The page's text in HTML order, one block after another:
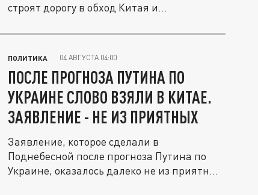
строят дорогу в обход Китая и...
ПОЛИТИКА 04 АВГУСТА 04:00
ПОСЛЕ ПРОГНОЗА ПУТИНА ПО
УКРАИНЕ СЛОВО ВЗЯЛИ В КИТАЕ.
ЗАЯВЛЕНИЕ - НЕ ИЗ ПРИЯТНЫХ
Заявление, которое сделали в
Поднебесной после прогноза Путина по
Украине, оказалось далеко не из приятных